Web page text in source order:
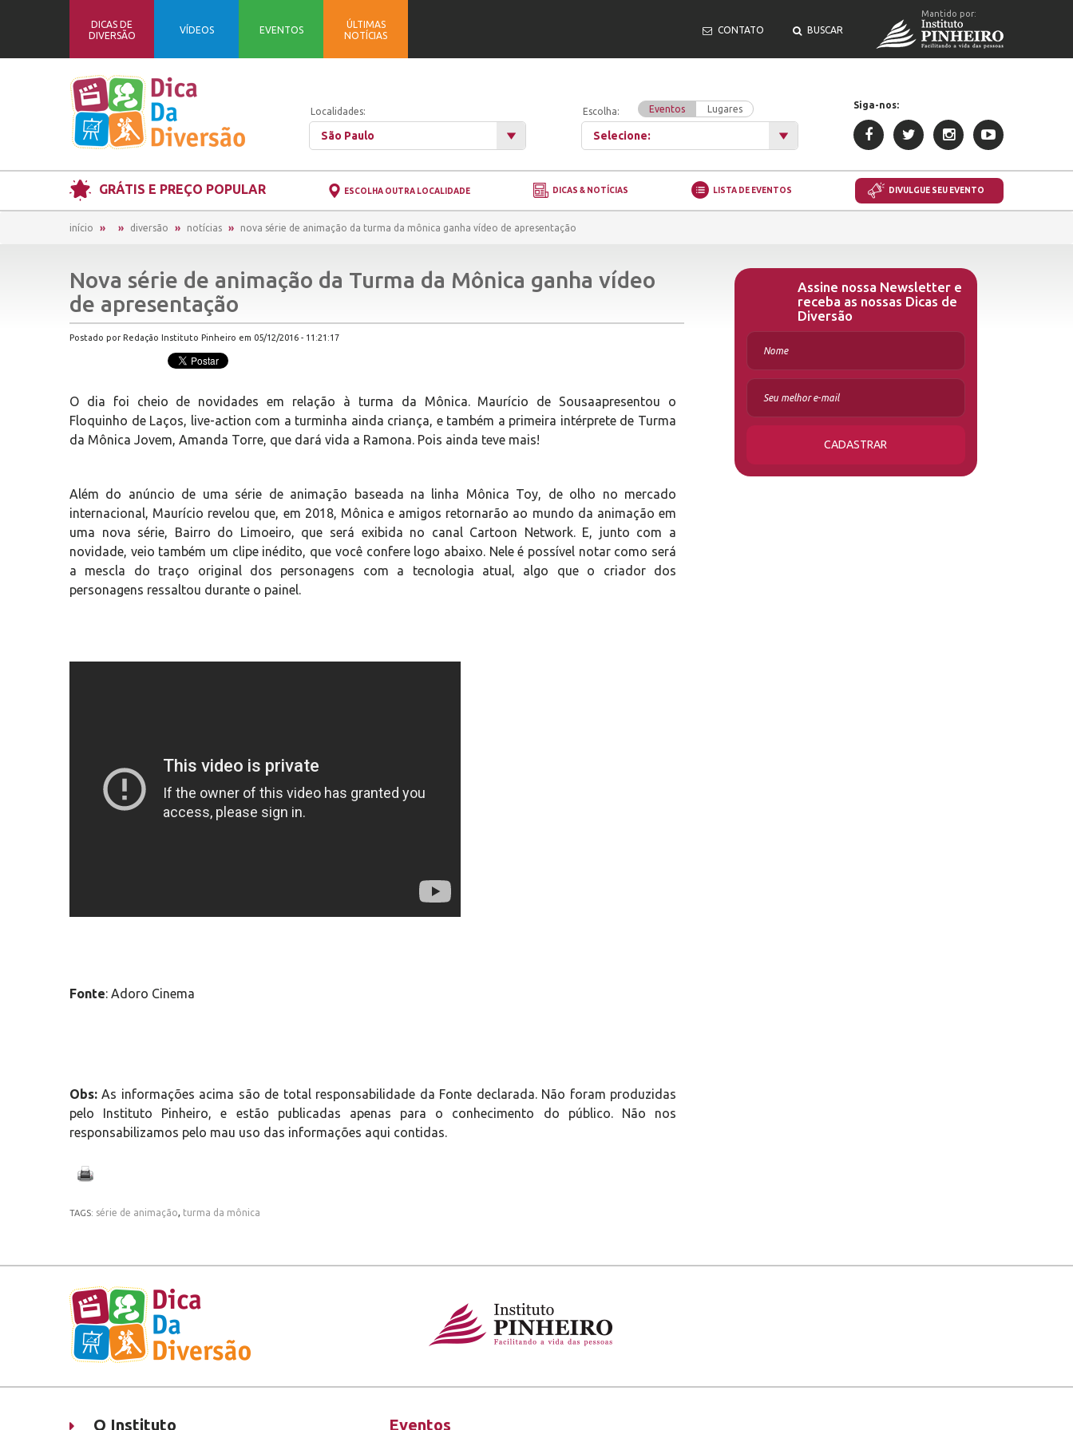
DICAS DE
DIVERSÃO
VÍDEOS EVENTOS
ÚLTIMAS
NOTÍCIAS
CONTATO BUSCAR
Mantido por:
Localidades:
São Paulo
Escolha: Eventos Lugares
Selecione:
Siga-nos:
GRÁTIS E PREÇO POPULAR ESCOLHA OUTRA LOCALIDADE DICAS & NOTÍCIAS LISTA DE EVENTOS DIVULGUE SEU EVENTO
início diversão notícias nova série de animação da turma da mônica ganha vídeo de apresentação
Nova série de animação da Turma da Mônica ganha vídeo
de apresentação
Postado por Redação Instituto Pinheiro em 05/12/2016 - 11:21:17
O dia foi cheio de novidades em relação à turma da Mônica. Maurício de Sousaapresentou o
Floquinho de Laços, live-action com a turminha ainda criança, e também a primeira intérprete de Turma
da Mônica Jovem, Amanda Torre, que dará vida a Ramona. Pois ainda teve mais!
Além do anúncio de uma série de animação baseada na linha Mônica Toy, de olho no mercado
internacional, Maurício revelou que, em 2018, Mônica e amigos retornarão ao mundo da animação em
uma nova série, Bairro do Limoeiro, que será exibida no canal Cartoon Network. E, junto com a
novidade, veio também um clipe inédito, que você confere logo abaixo. Nele é possível notar como será
a mescla do traço original dos personagens com a tecnologia atual, algo que o criador dos
personagens ressaltou durante o painel.
Fonte: Adoro Cinema
Obs:As informações acima são de total responsabilidade da Fonte declarada. Não foram produzidas
pelo Instituto Pinheiro, e estão publicadas apenas para o conhecimento do público. Não nos
responsabilizamos pelo mau uso das informações aqui contidas.
TAGS: série de animação, turma da mônica
Assine nossa Newsletter e
receba as nossas Dicas de
Diversão
CADASTRAR
O Instituto Eventos